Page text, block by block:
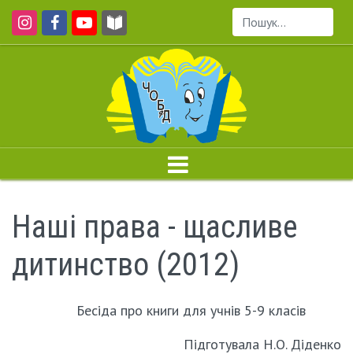
Пошук...
Наші права - щасливе
дитинство (2012)
Бесіда про книги для учнів 5-9 класів
Підготувала Н.О. Діденко